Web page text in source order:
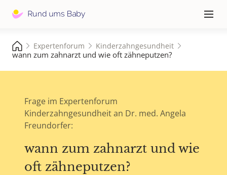
≡
Expertenforum Kinderzahngesundheit
wann zum zahnarzt und wie oft zähneputzen?
Frage im Expertenforum
Kinderzahngesundheit an Dr. med. Angela
Freundorfer:
wann zum zahnarzt und wie
oft zähneputzen?